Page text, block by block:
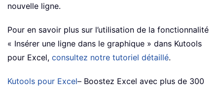
nouvelle ligne.
Pour en savoir plus sur l’utilisation de la fonctionnalité
« Insérer une ligne dans le graphique » dans Kutools
pour Excel, consultez notre tutoriel détaillé.
Kutools pour Excel– Boostez Excel avec plus de 300